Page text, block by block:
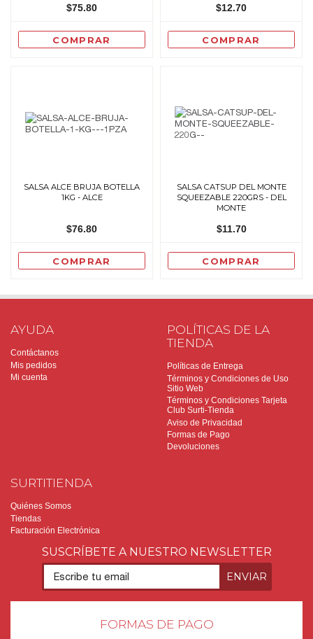
$75.80
COMPRAR
$12.70
COMPRAR
SALSA ALCE BRUJA BOTELLA
1KG - ALCE
$76.80
COMPRAR
SALSA CATSUP DEL MONTE
SQUEEZABLE 220GRS - DEL
MONTE
$11.70
COMPRAR
SUSCRÍBETE A NUESTRO NEWSLETTER
AYUDA
Contáctanos
Mis pedidos
Mi cuenta
POLÍTICAS DE LA
TIENDA
Políticas de Entrega
Términos y Condiciones de Uso
Sitio Web
Términos y Condiciones Tarjeta
Club Surti-Tienda
Aviso de Privacidad
Formas de Pago
Devoluciones
SURTITIENDA
Quiénes Somos
Tiendas
Facturación Electrónica
FORMAS DE PAGO